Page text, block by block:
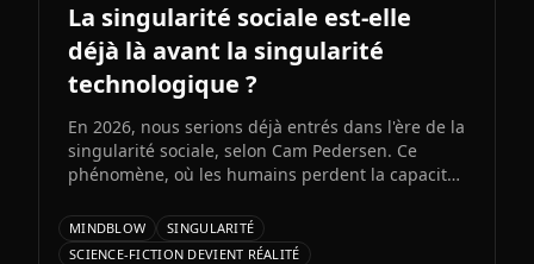
La singularité sociale est-elle
déjà là avant la singularité
technologique ?
En 2026, nous serions déjà entrés dans l'ère de la
singularité sociale, selon Cam Pedersen. Ce
phénomène, où les humains perdent la capacité
artificielles, précéderait la singularité
technologique attendue pour 2034.
MINDBLOW
SINGULARITÉ
SCIENCE-FICTION DEVIENT RÉALITÉ